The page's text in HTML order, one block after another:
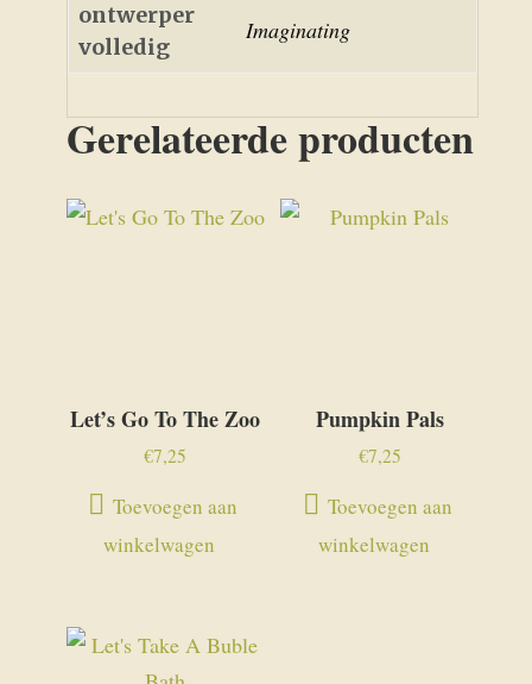
ontwerper
volledig
Imaginating
Gerelateerde producten
Let’s Go To The Zoo
€7,25
Toevoegen aan
winkelwagen
Pumpkin Pals
€7,25
Toevoegen aan
winkelwagen